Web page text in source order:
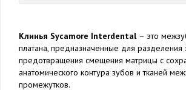
Клинья Sycamore Interdental – это
платана, предназначенные для разделения
предотвращения смещения матрицы с
анатомического контура зубов и тканей
промежутков.